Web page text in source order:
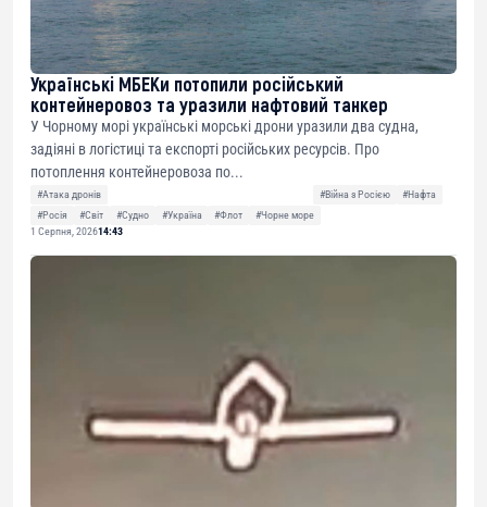
Українські МБЕКи потопили російський
контейнеровоз та уразили нафтовий танкер
У Чорному морі українські морські дрони уразили два судна,
задіяні в логістиці та експорті російських ресурсів. Про
потоплення контейнеровоза по...
#Атака дронів #Війна з Росією
#Нафта
#Росія
#Світ #Судно #Україна #Флот
#Чорне море
1 Серпня, 202614:43